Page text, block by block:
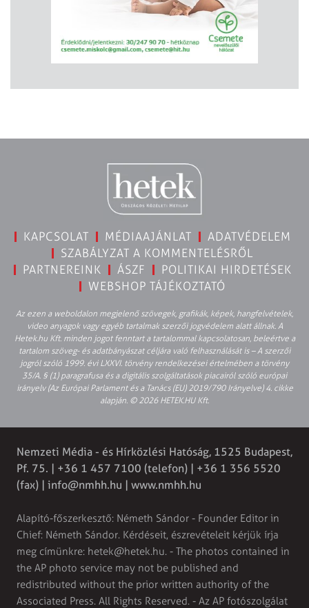
KAPCSOLAT MÉDIAAJÁNLAT
ADATVÉDELEM
SZABÁLYZAT A KOMMENTELÉSRŐL
PARTNEREINK
ÁSZF
POLITIKAI HIRDETÉSEK
WEBSHOP TÁJÉKOZTATÓ
Az ezen a weboldalon megjelenő szövegek, grafikák, képek, hangfelvételek,
video anyagok vagy egyéb tartalmak szerzői jogvédelem alatt állnak. A
Hetek.hu Kft. minden jogot fenntart a tartalommal kapcsolatosan, beleértve a
tartalom szöveg- és adatbányászat céljára való felhasználását is – A szerzői
jogról szóló 1999. évi LXXVI. törvény rendelkezései értelmében a törvény
35/A. § (1) paragrafusa és a digitális szolgáltatások piacairól szóló európai
irányelv (Az Európai Parlament és a Tanács (EU) 2019/790 Irányelve) 4. cikke
alapján. © 2026 HETEK.HU Kft.
Nemzeti Média - és Hírközlési Hatóság, 1525 Budapest,
Pf. 75. | +36 1 457 7100 (telefon) | +36 1 356 5520
(fax) | info@nmhh.hu | www.nmhh.hu
Alapító-főszerkesztő: Németh Sándor - Founder Editor in
Chief: Németh Sándor. Kérdéseit, észrevételeit kérjük írja
meg címünkre: hetek@hetek.hu. - The photos contained in
the AP photo service may not be published and
redistributed without the prior written authority of the
Associated Press. All Rights Reserved. - Az AP fotószolgálat